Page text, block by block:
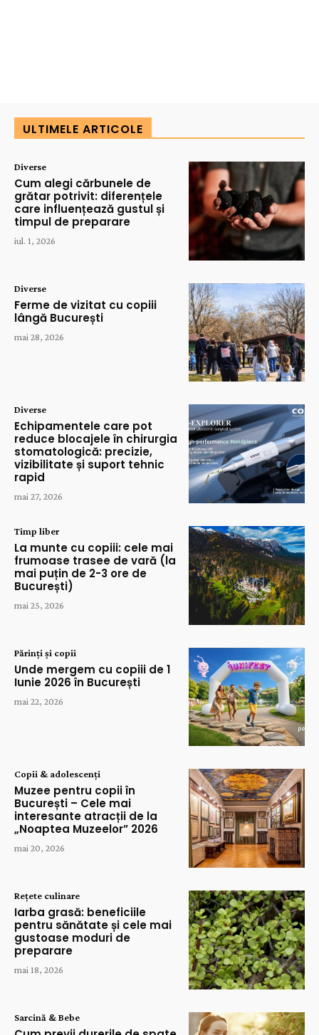
ULTIMELE ARTICOLE
Diverse
Cum alegi cărbunele de
grătar potrivit: diferențele
care influențează gustul și
timpul de preparare
iul. 1, 2026
Diverse
Ferme de vizitat cu copiii
lângă București
mai 28, 2026
Diverse
Echipamentele care pot
reduce blocajele în chirurgia
stomatologică: precizie,
vizibilitate și suport tehnic
rapid
mai 27, 2026
Timp liber
La munte cu copiii: cele mai
frumoase trasee de vară (la
mai puțin de 2-3 ore de
București)
mai 25, 2026
Părinți și copii
Unde mergem cu copiii de 1
Iunie 2026 în București
mai 22, 2026
Copii & adolescenți
Muzee pentru copii în
București – Cele mai
interesante atracții de la
„Noaptea Muzeelor” 2026
mai 20, 2026
Rețete culinare
Iarba grasă: beneficiile
pentru sănătate și cele mai
gustoase moduri de
preparare
mai 18, 2026
Sarcină & Bebe